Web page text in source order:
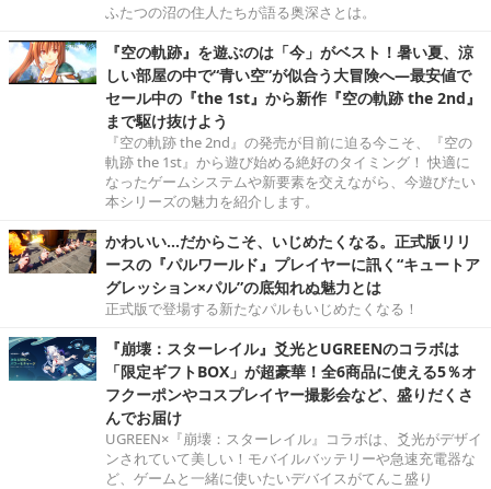
ふたつの沼の住人たちが語る奥深さとは。
『空の軌跡』を遊ぶのは「今」がベスト！暑い夏、涼
しい部屋の中で“青い空”が似合う大冒険へ―最安値で
セール中の『the 1st』から新作『空の軌跡 the 2nd』
まで駆け抜けよう
『空の軌跡 the 2nd』の発売が目前に迫る今こそ、『空の
軌跡 the 1st』から遊び始める絶好のタイミング！ 快適に
なったゲームシステムや新要素を交えながら、今遊びたい
本シリーズの魅力を紹介します。
かわいい…だからこそ、いじめたくなる。正式版リリ
ースの『パルワールド』プレイヤーに訊く“キュートア
グレッション×パル”の底知れぬ魅力とは
正式版で登場する新たなパルもいじめたくなる！
『崩壊：スターレイル』爻光とUGREENのコラボは
「限定ギフトBOX」が超豪華！全6商品に使える5％オ
フクーポンやコスプレイヤー撮影会など、盛りだくさ
んでお届け
UGREEN×『崩壊：スターレイル』コラボは、爻光がデザイ
ンされていて美しい！モバイルバッテリーや急速充電器な
ど、ゲームと一緒に使いたいデバイスがてんこ盛り